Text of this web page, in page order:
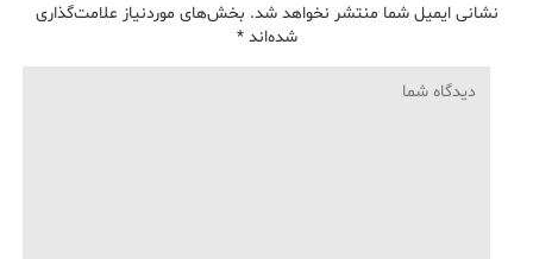
نشانی ایمیل شما منتشر نخواهد شد. بخش‌های موردنیاز علامت‌گذاری
شده‌اند*